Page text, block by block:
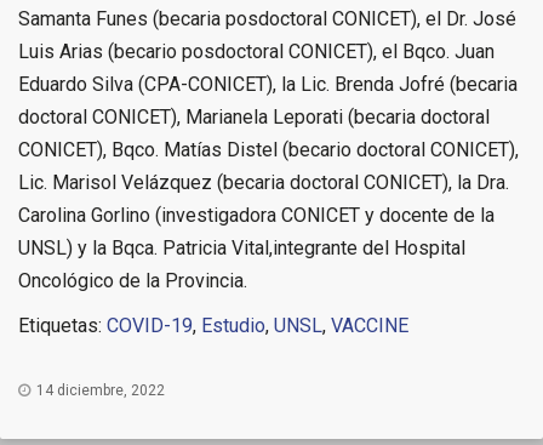
Samanta Funes (becaria posdoctoral CONICET), el Dr. José
Luis Arias (becario posdoctoral CONICET), el Bqco. Juan
Eduardo Silva (CPA-CONICET), la Lic. Brenda Jofré (becaria
doctoral CONICET), Marianela Leporati (becaria doctoral
CONICET), Bqco. Matías Distel (becario doctoral CONICET),
Lic. Marisol Velázquez (becaria doctoral CONICET), la Dra.
Carolina Gorlino (investigadora CONICET y docente de la
UNSL) y la Bqca. Patricia Vital,integrante del Hospital
Oncológico de la Provincia.
Etiquetas: COVID-19, Estudio, UNSL, VACCINE
14 diciembre, 2022